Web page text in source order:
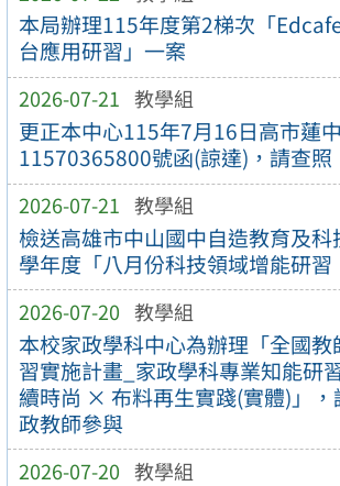
本局辦理115年度第2梯次「
台應用研習」一案
2026-07-21 教學組
更正本中心115年7月16日高市蓮
11570365800號函(諒達)，請查照
2026-07-21 教學組
檢送高雄市中山國中自造教育及
學年度「八月份科技領域增能研習
2026-07-20 教學組
本校家政學科中心為辦理「全國
習實施計畫_家政學科專業知能研
續時尚 × 布料再生實踐(實體)」，
政教師參與
2026-07-20 教學組